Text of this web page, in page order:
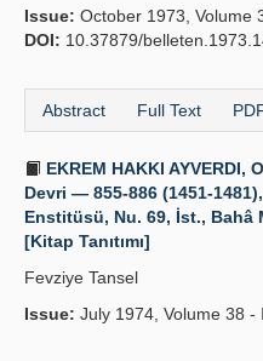
Issue: October 1973, Volume
DOI: 10.37879/
Abstract Full Text
EKREM HAKKI AYVERDI,
Devri — 855-886 (1451-
Enstitüsü, Nu. 69, İst., Bahâ
[Kitap Tanıtımı]
Fevziye Tansel
Issue: July 1974, Volume 38 -